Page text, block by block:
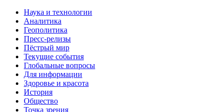
Наука и технологии
Аналитика
Геополитика
Пресс-релизы
Пёстрый мир
Текущие события
Глобальные вопросы
Для информации
Здоровье и красота
История
Общество
Точка зрения